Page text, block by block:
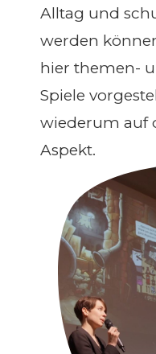
Alltag und
werden
hier themen-
Spiele
wiederum auf
Aspekt.